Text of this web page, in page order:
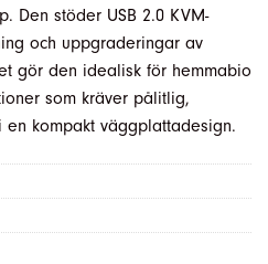
Den stöder USB 2.0 KVM-
och uppgraderingar av
gör den idealisk för hemmabio
som kräver pålitlig,
kompakt väggplattadesign.